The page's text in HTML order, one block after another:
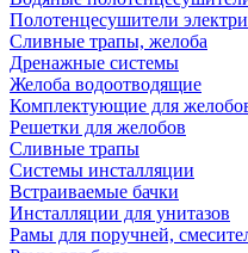
Полотенцесушители
Сливные трапы, желоба
Дренажные системы
Желоба водоотводящие
Комплектующие для
Решетки для желобов
Сливные трапы
Системы инсталляции
Встраиваемые бачки
Инсталляции для унитазов
Рамы для поручней,